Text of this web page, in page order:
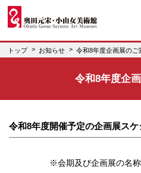
トップ お知らせ 令和8年度企画展のご
令和8年度企
令和8年度開催予定の企画展ス
※会期及び企画展の名